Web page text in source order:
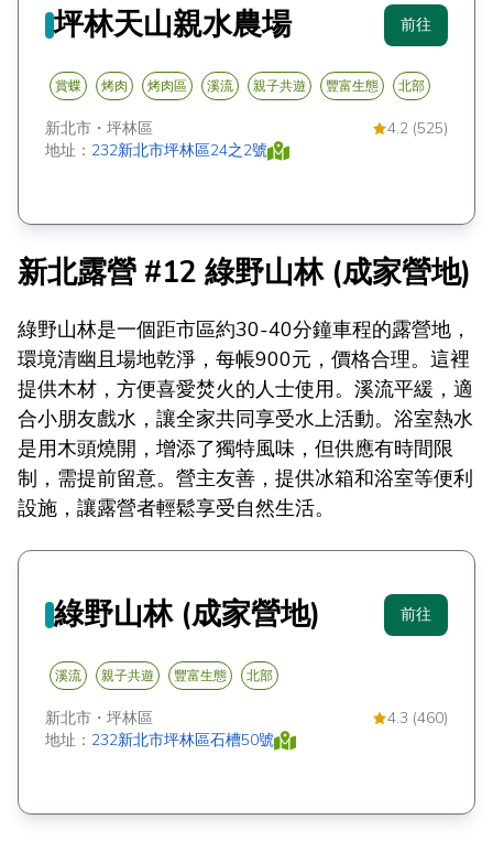
坪林天山親水農場 前往
賞蝶 烤肉 烤肉區 溪流 親子共遊 豐富生態 北部
新北市 ・ 坪林區
4.2 (525)
地址： 232新北市坪林區24之2號
新北露營 #12 綠野山林 (成家營地)
綠野山林是一個距市區約30-40分鐘車程的露營地，
環境清幽且場地乾淨，每帳900元，價格合理。這裡
提供木材，方便喜愛焚火的人士使用。溪流平緩，適
合小朋友戲水，讓全家共同享受水上活動。浴室熱水
是用木頭燒開，增添了獨特風味，但供應有時間限
制，需提前留意。營主友善，提供冰箱和浴室等便利
設施，讓露營者輕鬆享受自然生活。
綠野山林 (成家營地) 前往
溪流 親子共遊 豐富生態 北部
新北市 ・ 坪林區
4.3 (460)
地址： 232新北市坪林區石槽50號